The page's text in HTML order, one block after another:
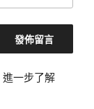
進一步了解